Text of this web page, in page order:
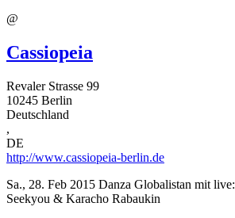
@
Cassiopeia
Revaler Strasse 99
10245 Berlin
Deutschland
,
DE
http://www.cassiopeia-berlin.de
Sa., 28. Feb 2015 Danza Globalistan mit
Seekyou & Karacho Rabaukin